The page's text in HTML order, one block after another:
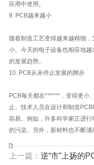
应用中使用。
9. PCB越来越小
随着制造工艺变得越来越精细
小。今天的电子设备也相应地
的发展趋势。
10. PCB从未停止发展的脚步
PCB每天都在******，变得更小
止。技术人员在设计和制造
容易。例如，许多科学家正进
的污染。另外，新材料也不断涌
上一篇： 逆“市”上扬的